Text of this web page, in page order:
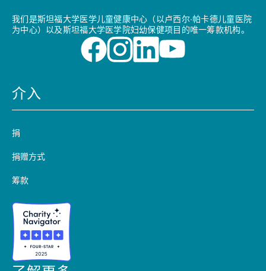
我们是斯坦福大学医学儿童健康中心（以卢西尔·帕卡德儿童医院
为中心）以及斯坦福大学医学院妇幼保健项目的唯一筹款机构。
介入
捐
捐赠方式
筹款